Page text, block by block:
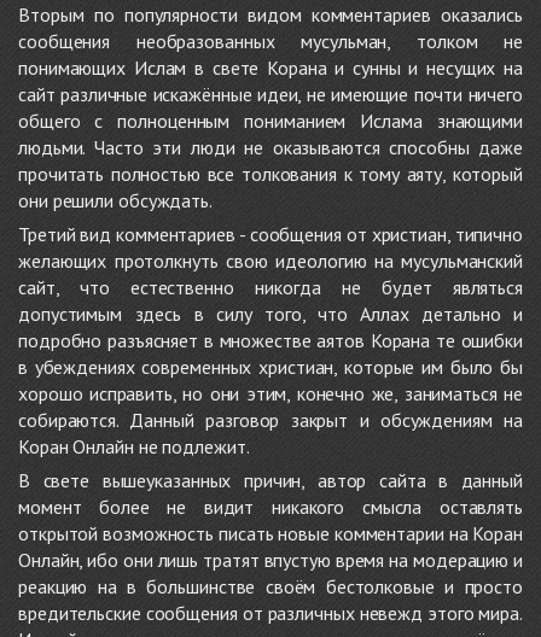
Вторым по популярности видом комментариев оказались
сообщения необразованных мусульман, толком не
понимающих Ислам в свете Корана и сунны и несущих на
сайт различные искажённые идеи, не имеющие почти ничего
общего с полноценным пониманием Ислама знающими
людьми. Часто эти люди не оказываются способны даже
прочитать полностью все толкования к тому аяту, который
они решили обсуждать.
Третий вид комментариев - сообщения от христиан, типично
желающих протолкнуть свою идеологию на мусульманский
сайт, что естественно никогда не будет являться
допустимым здесь в силу того, что Аллах детально и
подробно разъясняет в множестве аятов Корана те ошибки
в убеждениях современных христиан, которые им было бы
хорошо исправить, но они этим, конечно же, заниматься не
собираются. Данный разговор закрыт и обсуждениям на
Коран Онлайн не подлежит.
В свете вышеуказанных причин, автор сайта в данный
момент более не видит никакого смысла оставлять
открытой возможность писать новые комментарии на Коран
Онлайн, ибо они лишь тратят впустую время на модерацию и
реакцию на в большинстве своём бестолковые и просто
вредительские сообщения от различных невежд этого мира.